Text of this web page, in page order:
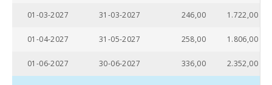
Entfernung zum
01-03-2027 31-03-2027 246,00 1.722,00
01-04-2027 31-05-2027 258,00 1.806,00
01-06-2027 30-06-2027 336,00 2.352,00